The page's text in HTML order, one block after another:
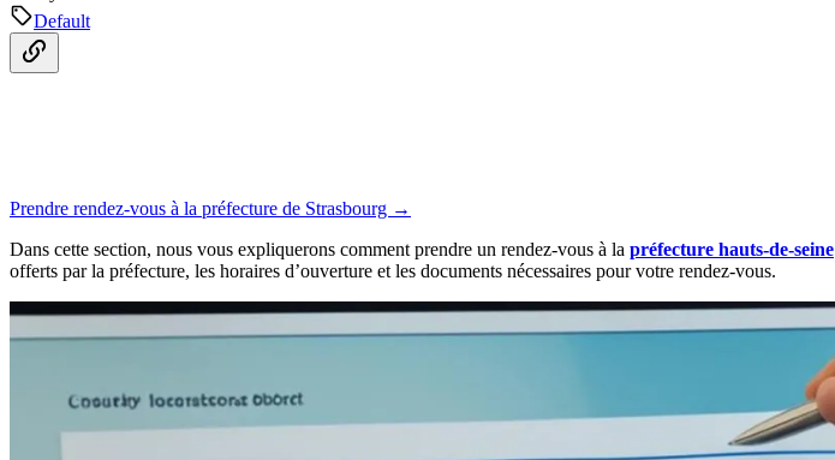
Default
Prendre rendez-vous à la préfecture de Strasbourg →
Dans cette section, nous vous expliquerons comment prendre un rendez-vous à la préfecture hauts-de-seine
offerts par la préfecture, les horaires d’ouverture et les documents nécessaires pour votre rendez-vous.